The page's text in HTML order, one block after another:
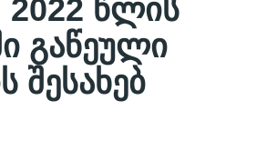
2022 წლის
გაწეული
შესახებ